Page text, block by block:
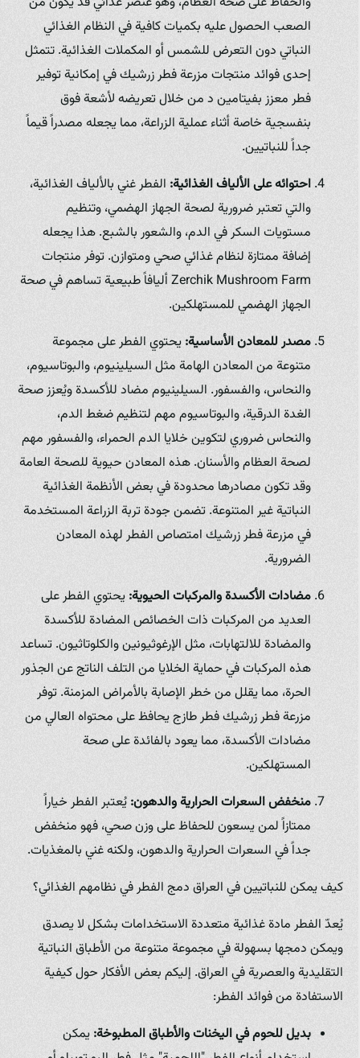
الصعب الحصول عليه بكميات كافية في النظام الغذائي
النباتي دون التعرض للشمس أو المكملات الغذائية. تتمثل
إحدى فوائد منتجات مزرعة فطر زرشيك في إمكانية توفير
فطر معزز بفيتامين د من خلال تعريضه لأشعة فوق
بنفسجية خاصة أثناء عملية الزراعة، مما يجعله مصدراً قيماً
جداً للنباتيين.
احتوائه على الألياف الغذائية:الفطر غني بالألياف الغذائية،
والتي تعتبر ضرورية لصحة الجهاز الهضمي، وتنظيم
مستويات السكر في الدم، والشعور بالشبع. هذا يجعله
إضافة ممتازة لنظام غذائي صحي ومتوازن. توفر منتجات
Zerchik Mushroom Farm أليافاً طبيعية تساهم في صحة
الجهاز الهضمي للمستهلكين.
مصدر للمعادن الأساسية:يحتوي الفطر على مجموعة
متنوعة من المعادن الهامة مثل السيلينيوم، والبوتاسيوم،
والنحاس، والفسفور. السيلينيوم مضاد للأكسدة ويُعزز صحة
الغدة الدرقية، والبوتاسيوم مهم لتنظيم ضغط الدم،
والنحاس ضروري لتكوين خلايا الدم الحمراء، والفسفور مهم
لصحة العظام والأسنان. هذه المعادن حيوية للصحة العامة
وقد تكون مصادرها محدودة في بعض الأنظمة الغذائية
النباتية غير المتنوعة. تضمن جودة تربة الزراعة المستخدمة
في مزرعة فطر زرشيك امتصاص الفطر لهذه المعادن
الضرورية.
مضادات الأكسدة والمركبات الحيوية:يحتوي الفطر على
العديد من المركبات ذات الخصائص المضادة للأكسدة
والمضادة للالتهابات، مثل الإرغوثيونين والكلوتاثيون. تساعد
هذه المركبات في حماية الخلايا من التلف الناتج عن الجذور
الحرة، مما يقلل من خطر الإصابة بالأمراض المزمنة. توفر
مزرعة فطر زرشيك فطر طازج يحافظ على محتواه العالي من
مضادات الأكسدة، مما يعود بالفائدة على صحة
المستهلكين.
منخفض السعرات الحرارية والدهون:يُعتبر الفطر خياراً
ممتازاً لمن يسعون للحفاظ على وزن صحي، فهو منخفض
جداً في السعرات الحرارية والدهون، ولكنه غني بالمغذيات.
كيف يمكن للنباتيين في العراق دمج الفطر في نظامهم الغذائي؟
يُعدّ الفطر مادة غذائية متعددة الاستخدامات بشكل لا يصدق
ويمكن دمجها بسهولة في مجموعة متنوعة من الأطباق النباتية
التقليدية والعصرية في العراق. إليكم بعض الأفكار حول كيفية
الاستفادة من فوائد الفطر:
بديل للحوم في اليخنات والأطباق المطبوخة:يمكن